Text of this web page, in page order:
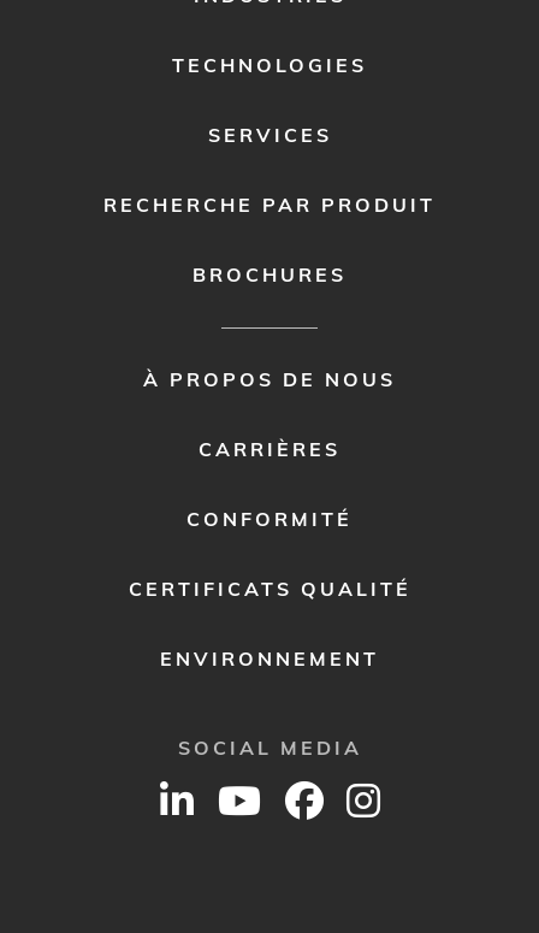
TECHNOLOGIES
SERVICES
RECHERCHE PAR PRODUIT
BROCHURES
À PROPOS DE NOUS
CARRIÈRES
CONFORMITÉ
CERTIFICATS QUALITÉ
ENVIRONNEMENT
SOCIAL MEDIA